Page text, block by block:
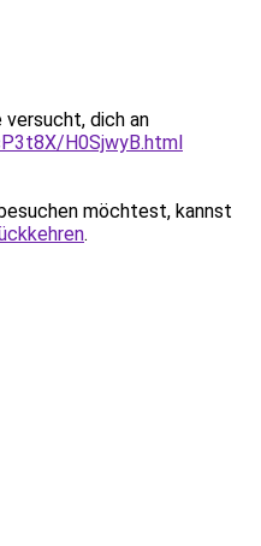
dich an
H0SjwyB.html
möchtest, kannst
.